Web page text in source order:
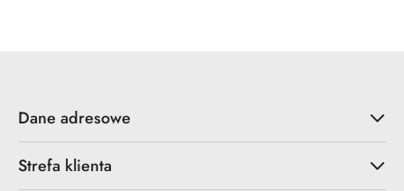
Dane adresowe
Strefa klienta